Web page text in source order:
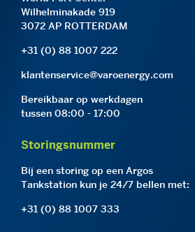
Wilhelminakade 919
3072 AP ROTTERDAM
+31 (0) 88 1007 222
klantenservice@varoenergy.com
Bereikbaar op werkdagen
tussen 08:00 - 17:00
Storingsnummer
Bij een storing op een Argos
Tankstation kun je 24/7 bellen met:
+31 (0) 88 1007 333